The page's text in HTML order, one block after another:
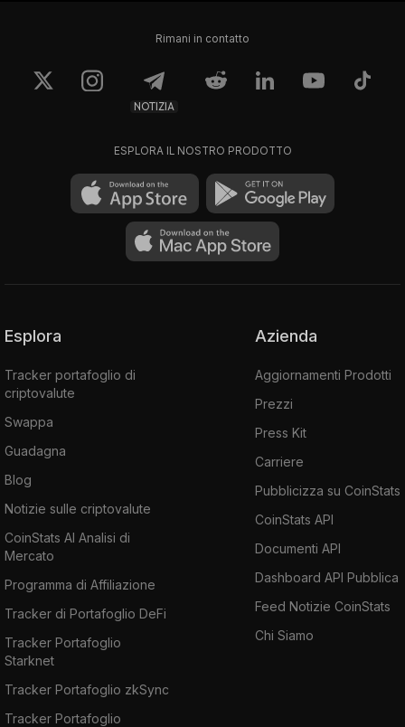
Rimani in contatto
NOTIZIA
ESPLORA IL NOSTRO PRODOTTO
Esplora
Tracker portafoglio di
criptovalute
Swappa
Guadagna
Blog
Notizie sulle criptovalute
CoinStats AI Analisi di
Mercato
Programma di Affiliazione
Tracker di Portafoglio DeFi
Tracker Portafoglio
Starknet
Tracker Portafoglio zkSync
Tracker Portafoglio
Azienda
Aggiornamenti Prodotti
Prezzi
Press Kit
Carriere
Pubblicizza su CoinStats
CoinStats API
Documenti API
Dashboard API Pubblica
Feed Notizie CoinStats
Chi Siamo